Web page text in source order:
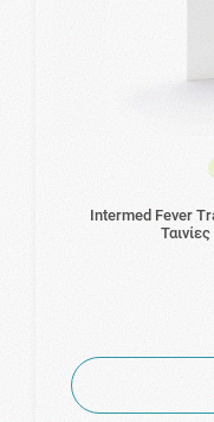
Intermed Fever